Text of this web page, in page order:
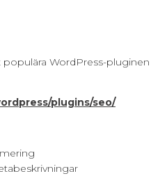
populära WordPress-pluginen
plugins/seo/